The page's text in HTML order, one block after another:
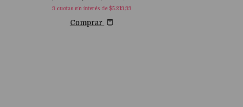
3 cuotas sin interés de $5.213,33
Comprar